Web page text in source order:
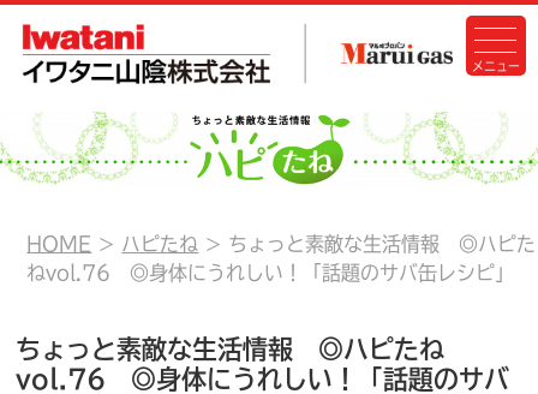
HOME ハピたね
ちょっと素敵な生活情報 ◎ハピた
ねvol.76 ◎身体にうれしい！「話題のサバ缶レシピ」
ちょっと素敵な生活情報 ◎ハピたね
vol.76 ◎身体にうれしい！「話題のサバ